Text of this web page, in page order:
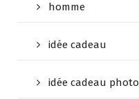
homme
idée cadeau
idée cadeau photo